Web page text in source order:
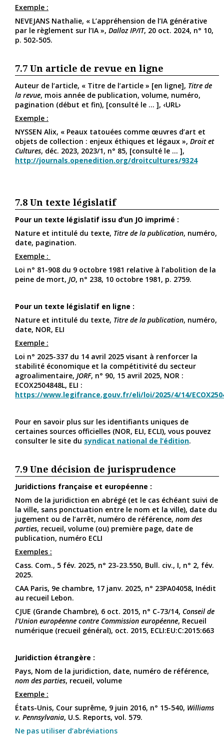
Exemple :
NEVEJANS Nathalie, « L’appréhension de l’IA générative
par le règlement sur l’IA », Dalloz IP/IT, 20 oct. 2024, n° 10,
p. 502-505.
7.7 Un article de revue en ligne
Auteur de l’article, « Titre de l’article » [en ligne], Titre de
la revue, mois année de publication, volume, numéro,
pagination (début et fin), [consulté le ... ], ‹URL›
Exemple :
NYSSEN Alix, « Peaux tatouées comme œuvres d’art et
objets de collection : enjeux éthiques et légaux », Droit et
Cultures, déc. 2023, 2023/1, n° 85, [consulté le ... ],
http://journals.openedition.org/droitcultures/9324
7.8 Un texte législatif
Pour un texte législatif issu d’un JO imprimé :
Nature et intitulé du texte, Titre de la publication, numéro,
date, pagination.
Exemple :
Loi n° 81-908 du 9 octobre 1981 relative à l’abolition de la
peine de mort, JO, n° 238, 10 octobre 1981, p. 2759.
Pour un texte législatif en ligne :
Nature et intitulé du texte, Titre de la publication, numéro,
date, NOR, ELI
Exemple :
Loi n° 2025-337 du 14 avril 2025 visant à renforcer la
stabilité économique et la compétitivité du secteur
agroalimentaire, JORF, n° 90, 15 avril 2025, NOR :
ECOX2504848L, ELI :
https://www.legifrance.gouv.fr/eli/loi/2025/4/14/
Pour en savoir plus sur les identifiants uniques de
certaines sources officielles (NOR, ELI, ECLI), vous pouvez
consulter le site du syndicat national de l’édition.
7.9 Une décision de jurisprudence
Juridictions française et européenne :
Nom de la juridiction en abrégé (et le cas échéant suivi de
la ville, sans ponctuation entre le nom et la ville), date du
jugement ou de l’arrêt, numéro de référence, nom des
parties, recueil, volume (ou) première page, date de
publication, numéro ECLI
Exemples :
Cass. Com., 5 fév. 2025, n° 23-23.550, Bull. civ., I, n° 2, fév.
2025.
CAA Paris, 9e chambre, 17 janv. 2025, n° 23PA04058, Inédit
au recueil Lebon.
CJUE (Grande Chambre), 6 oct. 2015, n° C-73/14, Conseil de
l’Union européenne contre Commission européenne, Recueil
numérique (recueil général), oct. 2015, ECLI:EU:C:2015:663
Juridiction étrangère :
Pays, Nom de la juridiction, date, numéro de référence,
nom des parties, recueil, volume
Exemple :
États-Unis, Cour suprême, 9 juin 2016, n° 15-540, Williams
v. Pennsylvania, U.S. Reports, vol. 579.
Ne pas utiliser d’abréviations